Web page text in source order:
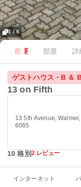
1 / 5
概要 部屋 詳
ゲストハウス・B ＆
13 on Fifth
13 5th Avenue,
6065
10 格別 2 レビュー
インターネット